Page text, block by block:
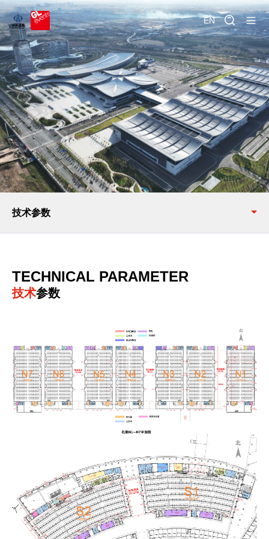
EN
技术参数
TECHNICAL PARAMETER
技术参数